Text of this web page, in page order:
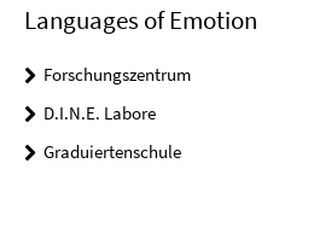
Languages of Emotion
Forschungszentrum
D.I.N.E. Labore
Graduiertenschule